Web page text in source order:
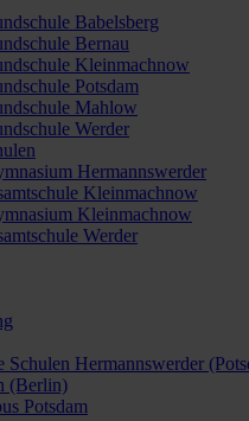
Babelsberg
Bernau
Kleinmachnow
Potsdam
Mahlow
Werder
Hermannswerder
Kleinmachnow
Kleinmachnow
Werder
Hermannswerder
(Berlin)
Potsdam